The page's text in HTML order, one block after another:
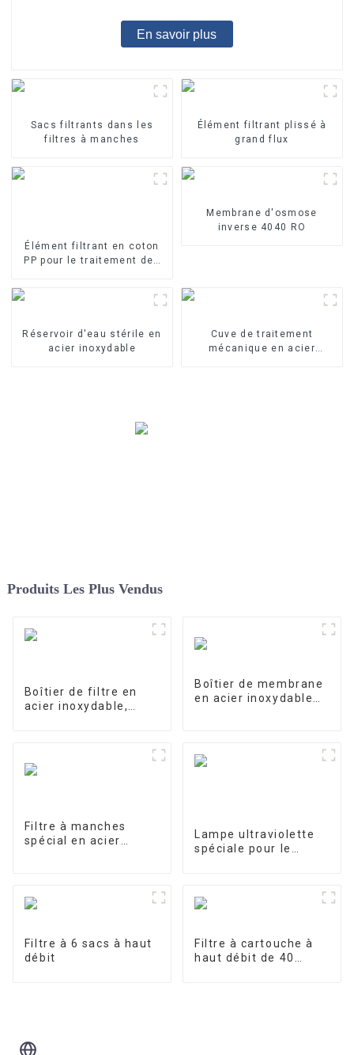
En savoir plus
Sacs filtrants dans les
filtres à manches
Élément filtrant plissé à
grand flux
Élément filtrant en coton
PP pour le traitement des
filtrant en PP fondu-soufflé
Membrane d'osmose
inverse 4040 RO
Réservoir d'eau stérile en
acier inoxydable
Cuve de traitement
mécanique en acier
Produits Les Plus Vendus
Boîtier de filtre en
acier inoxydable,
Boîtier de membrane
en acier inoxydable
Filtre à manches
spécial en acier
Lampe ultraviolette
spéciale pour le
Filtre à 6 sacs à haut
débit
Filtre à cartouche à
haut débit de 40